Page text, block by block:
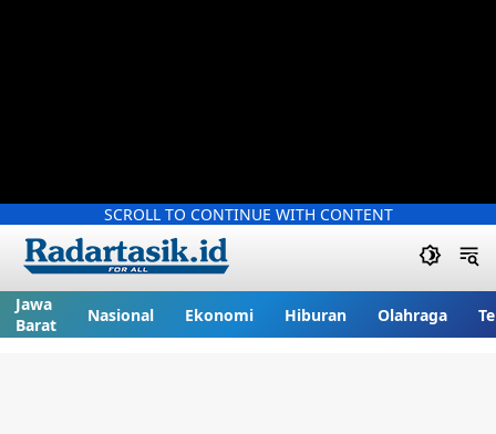
SCROLL TO CONTINUE WITH CONTENT
Jawa
Barat
Nasional Ekonomi Hiburan Olahraga